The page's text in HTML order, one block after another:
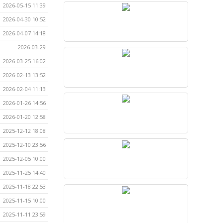
2026-05-15 11:39
2026-04-30 10:52
2026-04-07 14:18
2026-03-29
2026-03-25 16:02
2026-02-13 13:52
2026-02-04 11:13
2026-01-26 14:56
2026-01-20 12:58
2025-12-12 18:08
2025-12-10 23:56
2025-12-05 10:00
2025-11-25 14:40
2025-11-18 22:53
2025-11-15 10:00
2025-11-11 23:59